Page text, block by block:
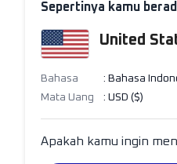
Sepertinya kamu
United
Bahasa : Bahasa
Mata Uang
: USD ($)
Apakah kamu ingin